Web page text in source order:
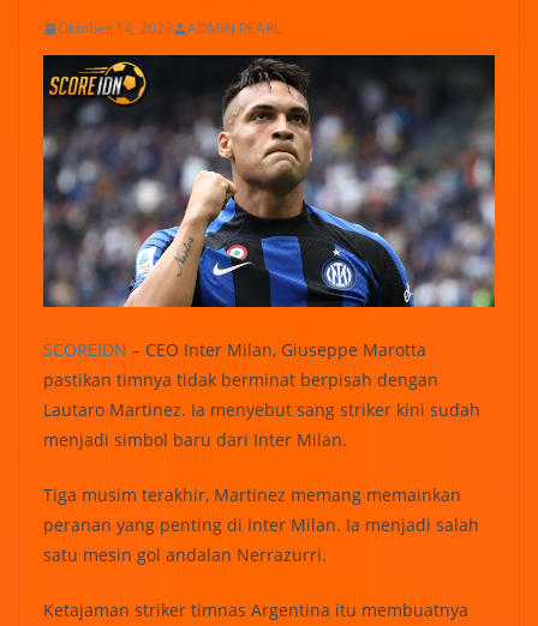
Oktober 14, 2023 ADMIN PEARL
SCOREIDN – CEO Inter Milan, Giuseppe Marotta
pastikan timnya tidak berminat berpisah dengan
Lautaro Martinez. Ia menyebut sang striker kini sudah
menjadi simbol baru dari Inter Milan.
Tiga musim terakhir, Martinez memang memainkan
peranan yang penting di Inter Milan. Ia menjadi salah
satu mesin gol andalan Nerrazurri.
Ketajaman striker timnas Argentina itu membuatnya